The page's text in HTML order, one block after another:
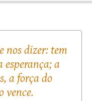
nos dizer: tem
a
a força do
vence.